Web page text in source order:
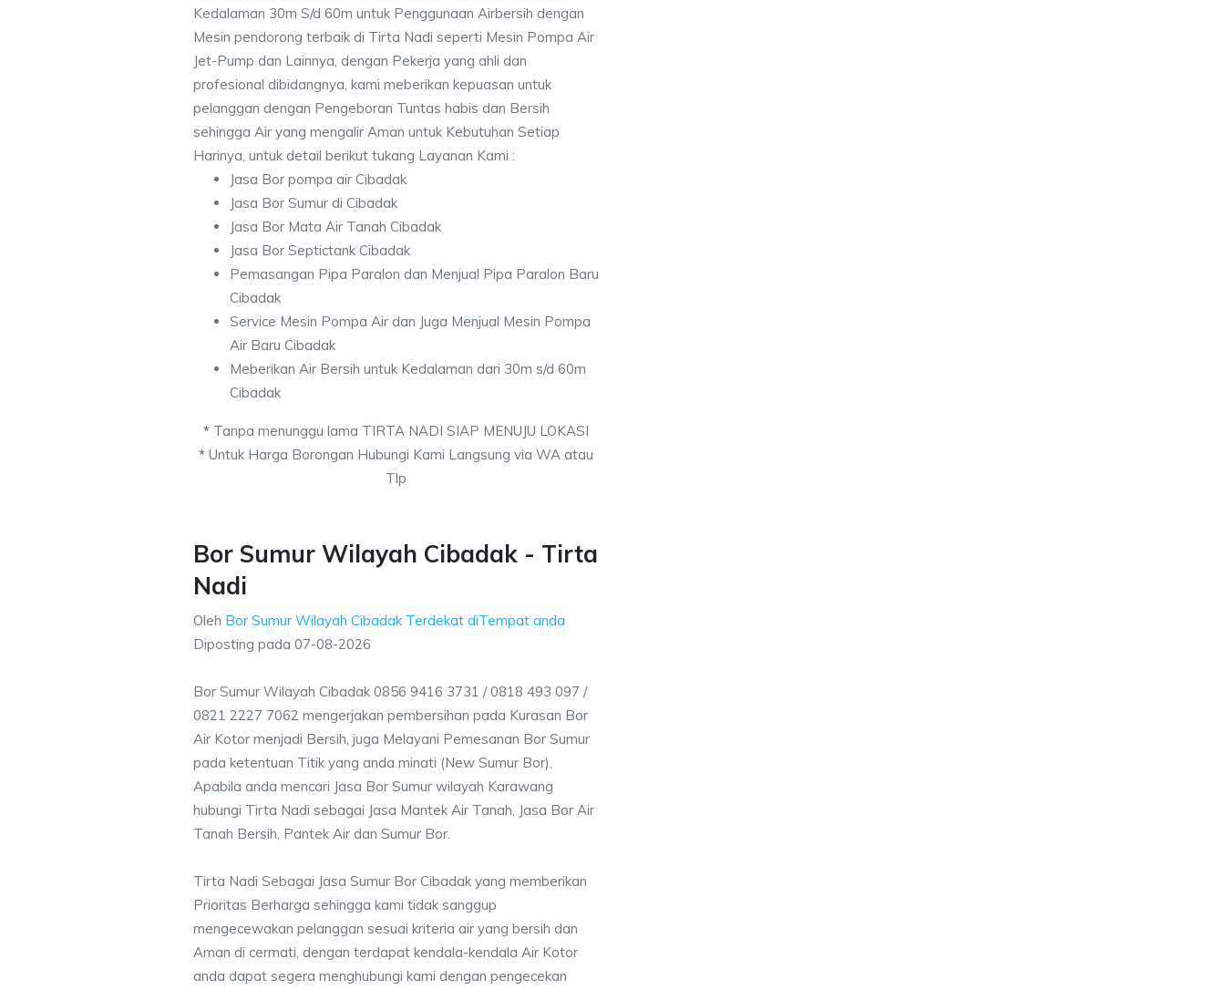
Kedalaman 30m S/d 60m untuk Penggunaan Airbersih dengan
Mesin pendorong terbaik di Tirta Nadi seperti Mesin Pompa Air
Jet-Pump dan Lainnya, dengan Pekerja yang ahli dan
profesional dibidangnya, kami meberikan kepuasan untuk
pelanggan dengan Pengeboran Tuntas habis dan Bersih
sehingga Air yang mengalir Aman untuk Kebutuhan Setiap
Harinya, untuk detail berikut tukang Layanan Kami :
Jasa Bor pompa air Cibadak
Jasa Bor Sumur di Cibadak
Jasa Bor Mata Air Tanah Cibadak
Jasa Bor Septictank Cibadak
Pemasangan Pipa Paralon dan Menjual Pipa Paralon Baru
Cibadak
Service Mesin Pompa Air dan Juga Menjual Mesin Pompa
Air Baru Cibadak
Meberikan Air Bersih untuk Kedalaman dari 30m s/d 60m
Cibadak
* Tanpa menunggu lama TIRTA NADI SIAP MENUJU LOKASI
* Untuk Harga Borongan Hubungi Kami Langsung via WA atau
Tlp
Bor Sumur Wilayah Cibadak - Tirta
Nadi
Oleh Bor Sumur Wilayah Cibadak Terdekat diTempat anda
Diposting pada 07-08-2026
Bor Sumur Wilayah Cibadak 0856 9416 3731 / 0818 493 097 /
0821 2227 7062 mengerjakan pembersihan pada Kurasan Bor
Air Kotor menjadi Bersih, juga Melayani Pemesanan Bor Sumur
pada ketentuan Titik yang anda minati (New Sumur Bor),
Apabila anda mencari Jasa Bor Sumur wilayah Karawang
hubungi Tirta Nadi sebagai Jasa Mantek Air Tanah, Jasa Bor Air
Tanah Bersih, Pantek Air dan Sumur Bor.
Tirta Nadi Sebagai Jasa Sumur Bor Cibadak yang memberikan
Prioritas Berharga sehingga kami tidak sanggup
mengecewakan pelanggan sesuai kriteria air yang bersih dan
Aman di cermati, dengan terdapat kendala-kendala Air Kotor
anda dapat segera menghubungi kami dengan pengecekan